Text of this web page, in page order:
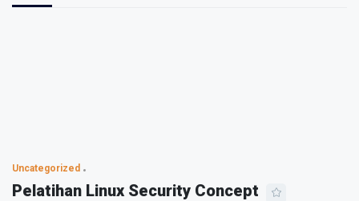
Uncategorized
Pelatihan Linux Security Concept